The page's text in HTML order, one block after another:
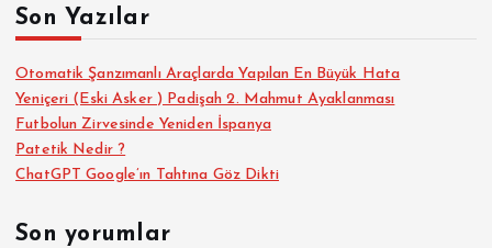
:Son Yazılar
Otomatik Şanzımanlı Araçlarda Yapılan En Büyük Hata
Yeniçeri (Eski Asker ) Padişah 2. Mahmut Ayaklanması
Futbolun Zirvesinde Yeniden İspanya
Patetik Nedir ?
ChatGPT Google’ın Tahtına Göz Dikti
Son yorumlar